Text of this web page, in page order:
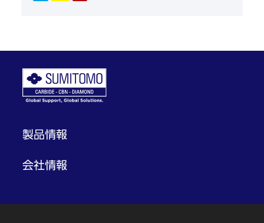
製品情報
会社情報